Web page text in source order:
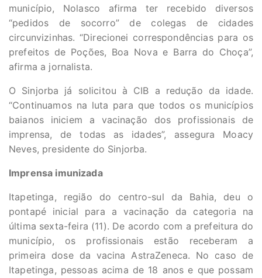
município, Nolasco afirma ter recebido diversos
“pedidos de socorro” de colegas de cidades
circunvizinhas. “Direcionei correspondências para os
prefeitos de Poções, Boa Nova e Barra do Choça”,
afirma a jornalista.
O Sinjorba já solicitou à CIB a redução da idade.
“Continuamos na luta para que todos os municípios
baianos iniciem a vacinação dos profissionais de
imprensa, de todas as idades”, assegura Moacy
Neves, presidente do Sinjorba.
Imprensa imunizada
Itapetinga, região do centro-sul da Bahia, deu o
pontapé inicial para a vacinação da categoria na
última sexta-feira (11). De acordo com a prefeitura do
município, os profissionais estão receberam a
primeira dose da vacina AstraZeneca. No caso de
Itapetinga, pessoas acima de 18 anos e que possam